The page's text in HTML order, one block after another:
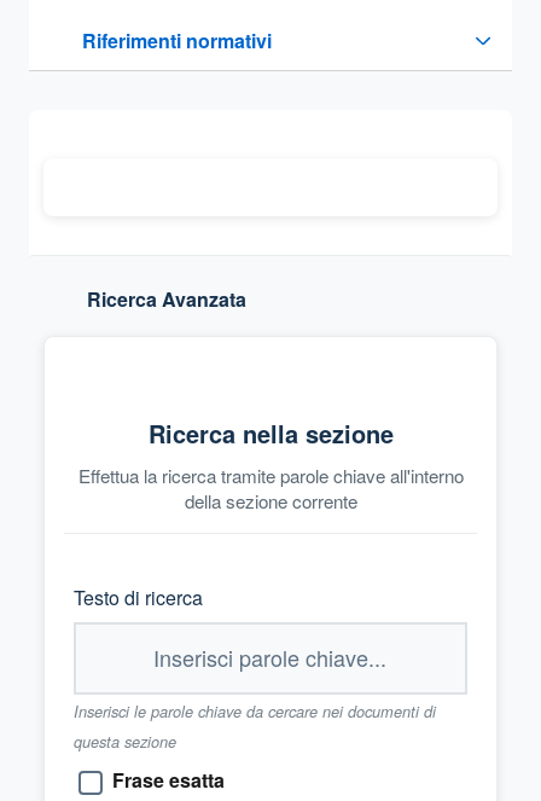
Riferimenti normativi
Sezione compressa
Ricerca Avanzata
Ricerca nella sezione
Effettua la ricerca tramite parole chiave all'interno
della sezione corrente
Testo di ricerca
Inserisci le parole chiave da cercare nei documenti di
questa sezione
Frase esatta